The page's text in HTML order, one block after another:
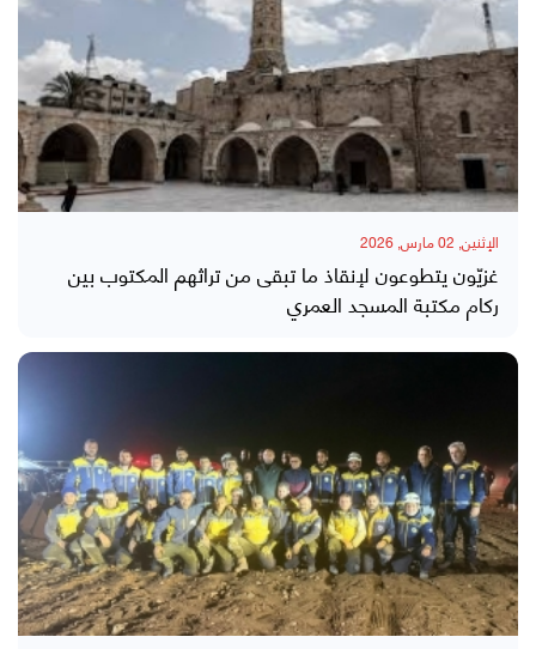
الإثنين, 02 مارس, 2026
غزيّون يتطوعون لإنقاذ ما تبقى من تراثهم المكتوب بين
ركام مكتبة المسجد العمري